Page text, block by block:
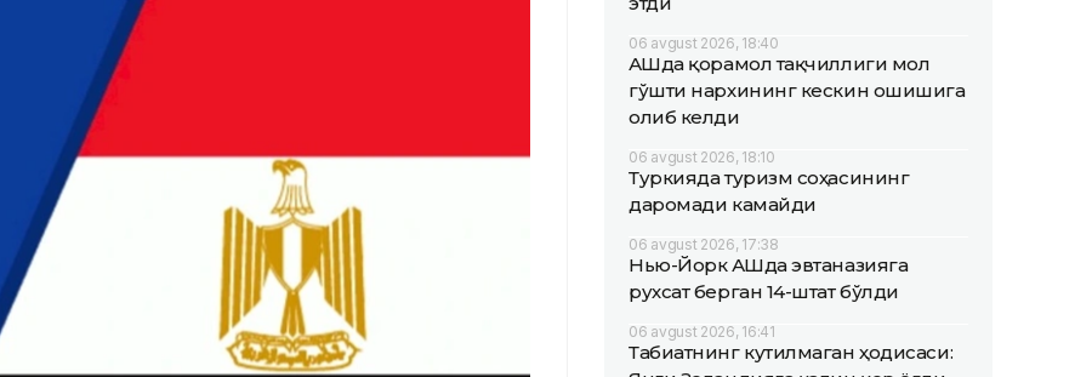
06 avgust 2026, 18:40
АҚШда қорамол тақчиллиги мол
гўшти нархининг кескин ошишига
олиб келди
06 avgust 2026, 18:10
Туркияда туризм соҳасининг
даромади камайди
06 avgust 2026, 17:38
Нью-Йорк АҚШда эвтаназияга
рухсат берган 14-штат бўлди
06 avgust 2026, 16:41
Табиатнинг кутилмаган ҳодисаси: